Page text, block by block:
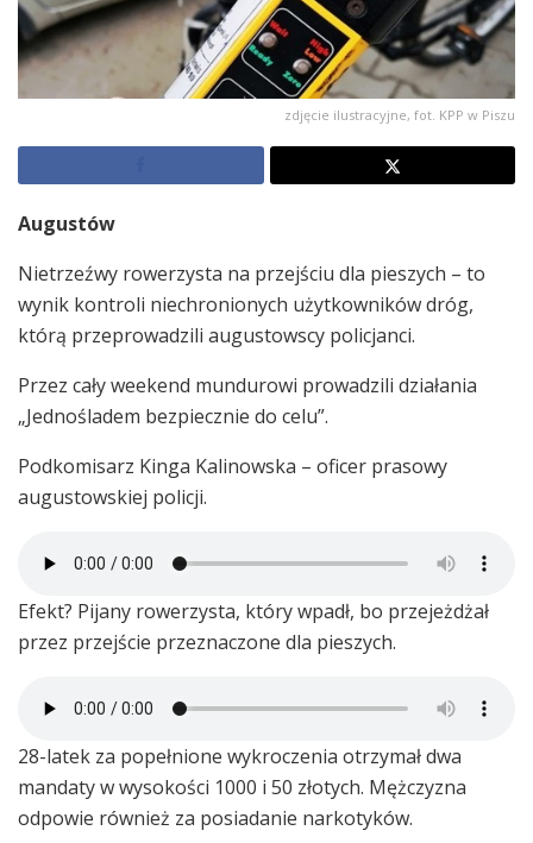
zdjęcie ilustracyjne, fot. KPP w Piszu
Augustów
Nietrzeźwy rowerzysta na przejściu dla pieszych – to
wynik kontroli niechronionych użytkowników dróg,
którą przeprowadzili augustowscy policjanci.
Przez cały weekend mundurowi prowadzili działania
„Jednośladem bezpiecznie do celu”.
Podkomisarz Kinga Kalinowska – oficer prasowy
augustowskiej policji.
Efekt? Pijany rowerzysta, który wpadł, bo przejeżdżał
przez przejście przeznaczone dla pieszych.
28-latek za popełnione wykroczenia otrzymał dwa
mandaty w wysokości 1000 i 50 złotych. Mężczyzna
odpowie również za posiadanie narkotyków.